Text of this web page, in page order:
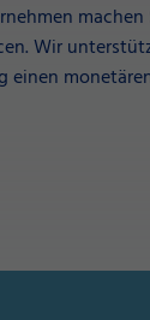
Wir